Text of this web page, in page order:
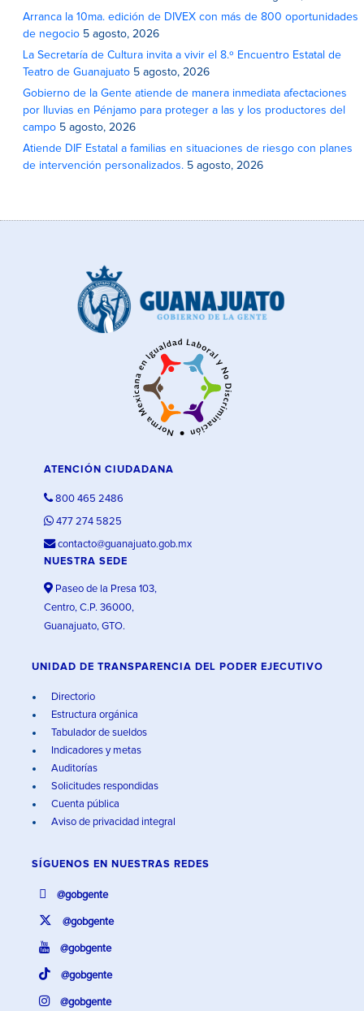
Arranca la 10ma. edición de DIVEX con más de 800 oportunidades
de negocio 5 agosto, 2026
La Secretaría de Cultura invita a vivir el 8.º Encuentro Estatal de
Teatro de Guanajuato 5 agosto, 2026
Gobierno de la Gente atiende de manera inmediata afectaciones
por lluvias en Pénjamo para proteger a las y los productores del
campo 5 agosto, 2026
Atiende DIF Estatal a familias en situaciones de riesgo con planes
de intervención personalizados. 5 agosto, 2026
ATENCIÓN CIUDADANA
800 465 2486
477 274 5825
contacto@guanajuato.gob.mx
NUESTRA SEDE
Paseo de la Presa 103,
Centro, C.P. 36000,
Guanajuato, GTO.
UNIDAD DE TRANSPARENCIA DEL PODER EJECUTIVO
Directorio
Estructura orgánica
Tabulador de sueldos
Indicadores y metas
Auditorías
Solicitudes respondidas
Cuenta pública
Aviso de privacidad integral
SÍGUENOS EN NUESTRAS REDES
@gobgente
@gobgente
@gobgente
@gobgente
@gobgente